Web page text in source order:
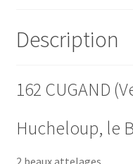
Description
162 CUGAND
Hucheloup, le
2 beaux attelages